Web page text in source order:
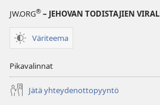
JW.ORG® – JEHOVAN TODISTAJIEN
Väriteema
Pikavalinnat
Jätä yhteydenottopyyntö